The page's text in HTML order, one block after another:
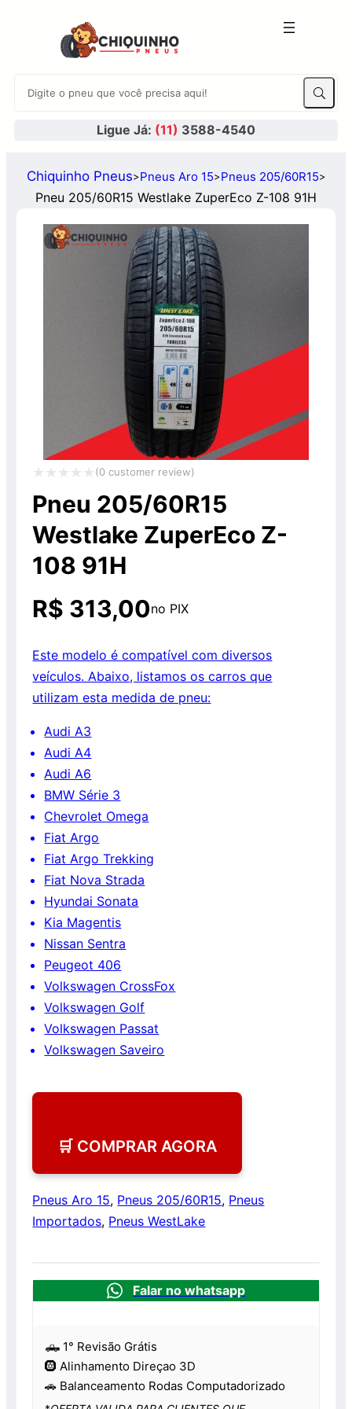
Ligue Já: (11) 3588-4540
Chiquinho Pneus>Pneus Aro 15>Pneus 205/60R15>
Pneu 205/60R15 Westlake ZuperEco Z-108 91H
Avaliação
0
de
5
(0 customer review)
Pneu 205/60R15
Westlake ZuperEco Z-
108 91H
R$ 313,00no PIX
Este modelo é compatível com diversos
veículos. Abaixo, listamos os carros que
utilizam esta medida de pneu:
Audi A3
Audi A4
Audi A6
BMW Série 3
Chevrolet Omega
Fiat Argo
Fiat Argo Trekking
Fiat Nova Strada
Hyundai Sonata
Kia Magentis
Nissan Sentra
Peugeot 406
Volkswagen CrossFox
Volkswagen Golf
Volkswagen Passat
Volkswagen Saveiro
🛒 COMPRAR AGORA
Pneus Aro 15, Pneus 205/60R15, Pneus
Importados, Pneus WestLake
Falar no whatsapp
🛻 1° Revisão Grátis
🛞 Alinhamento Direçao 3D
🚗 Balanceamento Rodas Computadorizado